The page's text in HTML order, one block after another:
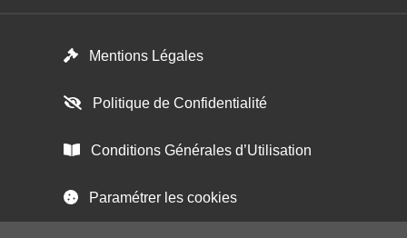
Mentions Légales
Politique de Confidentialité
Conditions Générales d’Utilisation
Paramétrer les cookies